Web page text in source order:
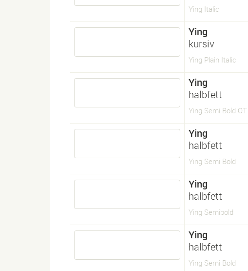
Ying Italic
Ying
kursiv
Ying Plain Italic
Ying
halbfett
Ying Semi Bold OT
Ying
halbfett
Ying Semi Bold
Ying
halbfett
Ying Semibold
Ying
halbfett
Ying Semi Bold